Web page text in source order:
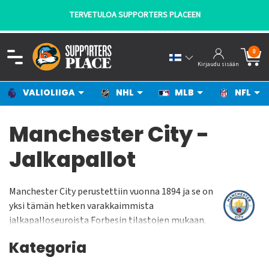
TERVETULOA SUPPORTERS PLACEEN
Kirjaudu sisään
0
VALIOLIIGA NHL MLB NFL
Manchester City -
Jalkapallot
Manchester City perustettiin vuonna 1894 ja se on
yksi tämän hetken varakkaimmista
jalkapalloseuroista Forbesin tilastojen mukaan.
Etihad Stadiumilla jonne se muutti entiseltä
Kategoria